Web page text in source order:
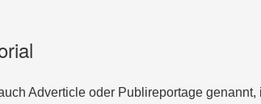
Adverticle oder Publireportage